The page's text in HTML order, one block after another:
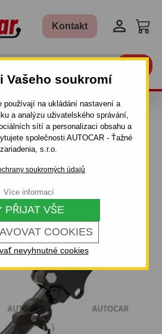
Vašeho soukromí
používají na ukládání nastavení a
a analýzu uživatelského správání,
sítí a personalizaci obsahu a
společnosti AUTOCAR - Ťažné
zariadenia, s.r.o.
soukromých údajů
COOKIES
PŘIJAT VŠE
nevyhnutné cookies
Více informací
Kontakt 
CITROEN JUMPY -
VERTIKÁLNÍ
- OD 2006/10